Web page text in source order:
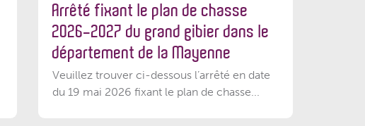
Arrêté fixant le plan de chasse
2026-2027 du grand gibier dans le
département de la Mayenne
Veuillez trouver ci-dessous l’arrêté en date
du 19 mai 2026 fixant le plan de chasse...